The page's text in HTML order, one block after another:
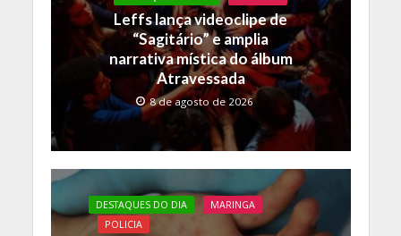
o
k
p
p
n
k
Leffs lança videoclipe de
“Sagitário” e amplia
narrativa mística do álbum
Atravessada
8 de agosto de 2026
DESTAQUES DO DIA
MARINGA
POLICIA